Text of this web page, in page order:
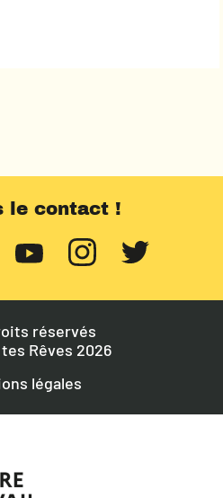
le contact !
réservés
Rêves 2026
légales